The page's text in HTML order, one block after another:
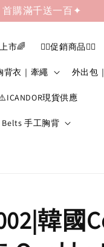
購滿千送一百✦
市🌈 ❤️‍🔥促銷商品❤️‍🔥
背衣｜牽繩 外出包
現貨供應
手工胸背
韓國